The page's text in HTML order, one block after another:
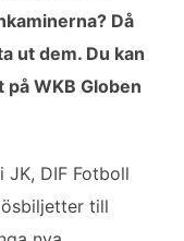
Då
ut dem. Du kan
WKB Globen
DIF Fotboll
till